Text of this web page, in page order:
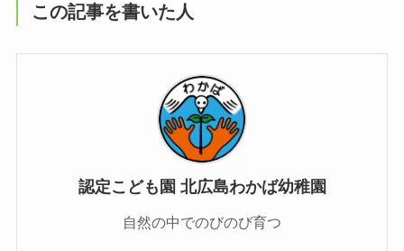
この記事を書いた人
認定こども園 北広島わかば幼稚園
自然の中でのびのび育つ